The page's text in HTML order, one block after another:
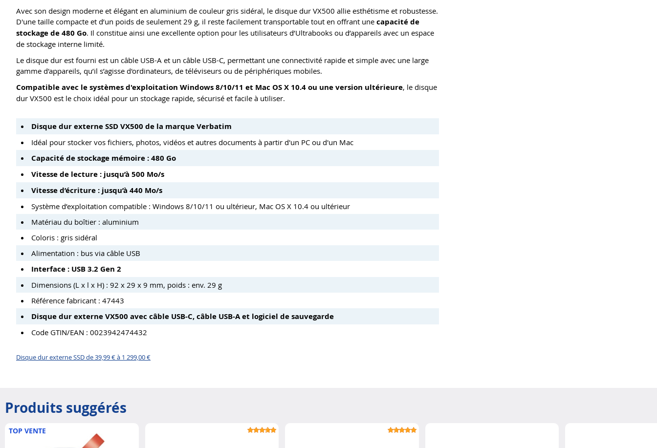
Avec son design moderne et élégant en aluminium de couleur gris sidéral, le disque dur VX500 allie esthétisme et robustesse.
D'une taille compacte et d’un poids de seulement 29 g, il reste facilement transportable tout en offrant une capacité de
stockage de 480 Go. Il constitue ainsi une excellente option pour les utilisateurs d’Ultrabooks ou d’appareils avec un espace
de stockage interne limité.
Le disque dur est fourni est un câble USB-A et un câble USB-C, permettant une connectivité rapide et simple avec une large
gamme d'appareils, qu’il s’agisse d'ordinateurs, de téléviseurs ou de périphériques mobiles.
Compatible avec le systèmes d'exploitation Windows 8/10/11 et Mac OS X 10.4 ou une version ultérieure, le disque
dur VX500 est le choix idéal pour un stockage rapide, sécurisé et facile à utiliser.
Disque dur externe SSD VX500 de la marque Verbatim
Idéal pour stocker vos fichiers, photos, vidéos et autres documents à partir d'un PC ou d'un Mac
Capacité de stockage mémoire : 480 Go
Vitesse de lecture : jusqu’à 500 Mo/s
Vitesse d’écriture : jusqu’à 440 Mo/s
Système d’exploitation compatible : Windows 8/10/11 ou ultérieur, Mac OS X 10.4 ou ultérieur
Matériau du boîtier : aluminium
Coloris : gris sidéral
Alimentation : bus via câble USB
Interface : USB 3.2 Gen 2
Dimensions (L x l x H) : 92 x 29 x 9 mm, poids : env. 29 g
Référence fabricant : 47443
Disque dur externe VX500 avec câble USB-C, câble USB-A et logiciel de sauvegarde
Code GTIN/EAN : 0023942474432
Disque dur externe SSD de 39,99 € à 1 299,00 €
Produits suggérés
TOP VENTE